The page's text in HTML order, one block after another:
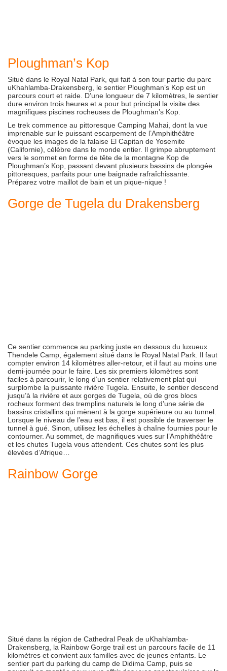
Ploughman’s Kop
Situé dans le Royal Natal Park, qui fait à son tour partie du parc
uKhahlamba-Drakensberg, le sentier Ploughman’s Kop est un
parcours court et raide. D’une longueur de 7 kilomètres, le sentier
dure environ trois heures et a pour but principal la visite des
magnifiques piscines rocheuses de Ploughman’s Kop.
Le trek commence au pittoresque Camping Mahai, dont la vue
imprenable sur le puissant escarpement de l’Amphithéâtre
évoque les images de la falaise El Capitan de Yosemite
(Californie), célèbre dans le monde entier. Il grimpe abruptement
vers le sommet en forme de tête de la montagne Kop de
Ploughman’s Kop, passant devant plusieurs bassins de plongée
pittoresques, parfaits pour une baignade rafraîchissante.
Préparez votre maillot de bain et un pique-nique !
Gorge de Tugela du Drakensberg
Ce sentier commence au parking juste en dessous du luxueux
Thendele Camp, également situé dans le Royal Natal Park. Il faut
compter environ 14 kilomètres aller-retour, et il faut au moins une
demi-journée pour le faire. Les six premiers kilomètres sont
faciles à parcourir, le long d’un sentier relativement plat qui
surplombe la puissante rivière Tugela. Ensuite, le sentier descend
jusqu’à la rivière et aux gorges de Tugela, où de gros blocs
rocheux forment des tremplins naturels le long d’une série de
bassins cristallins qui mènent à la gorge supérieure ou au tunnel.
Lorsque le niveau de l’eau est bas, il est possible de traverser le
tunnel à gué. Sinon, utilisez les échelles à chaîne fournies pour le
contourner. Au sommet, de magnifiques vues sur l’Amphithéâtre
et les chutes Tugela vous attendent. Ces chutes sont les plus
élevées d’Afrique…
Rainbow Gorge
Situé dans la région de Cathedral Peak de uKhahlamba-
Drakensberg, la Rainbow Gorge trail est un parcours facile de 11
kilomètres et convient aux familles avec de jeunes enfants. Le
sentier part du parking du camp de Didima Camp, puis se